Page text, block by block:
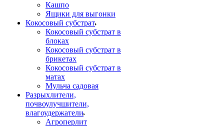
Кашпо
Ящики для выгонки
Кокосовый субстрат
Кокосовый субстрат в
блоках
Кокосовый субстрат в
брикетах
Кокосовый субстрат в
матах
Мульча садовая
Разрыхлители,
почвоулучшители,
влагоудержатели
Агроперлит